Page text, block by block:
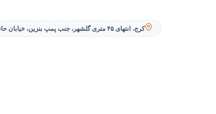
کرج، انتهای ۴۵ متری گلشهر، جنب پمپ بنزین، خیابان حاتمی، پلاک ۳۵